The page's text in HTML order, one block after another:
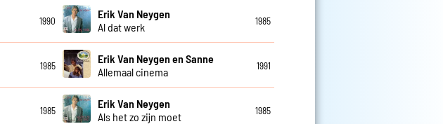
1990
Erik Van Neygen
Al dat werk
1985
1985
Erik Van Neygen en Sanne
Allemaal cinema
1991
1985
Erik Van Neygen
Als het zo zijn moet
1985